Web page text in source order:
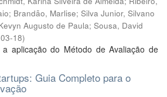
; Brandão, Marlise; Silva Junior, Silvano
Augusto de Paula; Sousa, David
18)
aplicação do Método de Avaliação de
Guia Completo para o